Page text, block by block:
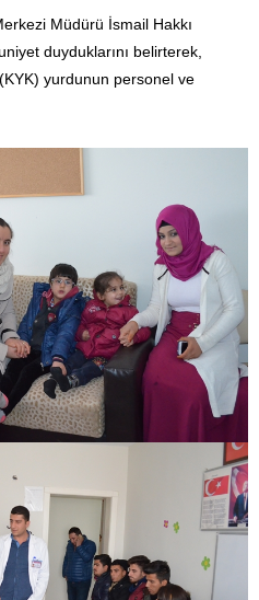
Müdürü İsmail Hakkı
duyduklarını belirterek,
yurdunun personel ve